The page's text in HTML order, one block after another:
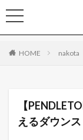
HOME nakota
【
えるダウン